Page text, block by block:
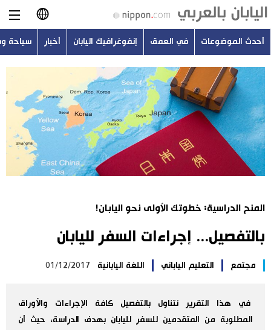
日本語
简体字
繁體字
Français
Русский
أحدث الموضوعات
في العمق
مانغا وأنيمي
أحدث الموضوعات في العمق إنفوغرافيك اليابان أخبار سياحة
المنح الدراسية: خطوتك الأولى نحو اليابان!
بالتفصيل... إجراءات السفر لليابان
مجتمع التعليم الياباني اللغة اليابانية 01/12/2017
في هذا التقرير نتناول بالتفصيل كافة الإجراءات والأوراق
المطلوبة من المتقدمين للسفر لليابان بهدف الدراسة، حيث أن